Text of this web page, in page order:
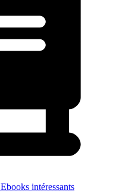
Ebooks intéressants